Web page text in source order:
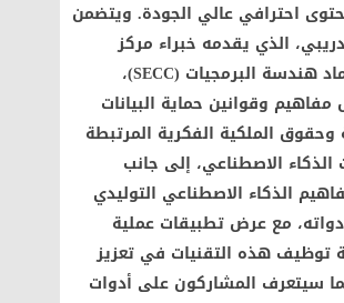
احترافي عالي الجودة. ويتضمن
الذي يقدمه خبراء مركز
تقييم واعتماد هندسة البرمجيات (SECC)،
وقوانين حماية البيانات
الملكية الفكرية المرتبطة
الذكاء الاصطناعي، إلى جانب
الذكاء الاصطناعي التوليدي
مع عرض تطبيقات عملية
توظيف هذه التقنيات في تعزيز
كما سيتعرف المشاركون على أدوات